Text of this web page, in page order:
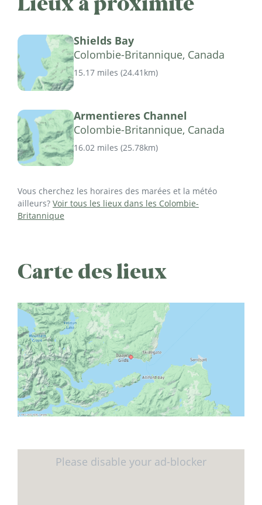
Shields Bay
Colombie-Britannique, Canada
15.17 miles (24.41km)
Armentieres Channel
Colombie-Britannique, Canada
16.02 miles (25.78km)
Vous cherchez les horaires des marées et la météo
ailleurs? Voir tous les lieux dans les Colombie-
Britannique
Carte des lieux